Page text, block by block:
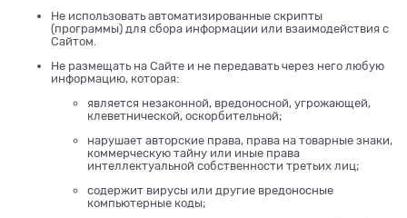
Не использовать автоматизированные скрипты
(программы) для сбора информации или взаимодействия с
Сайтом.
Не размещать на Сайте и не передавать через него любую
информацию, которая:
является незаконной, вредоносной, угрожающей,
клеветнической, оскорбительной;
нарушает авторские права, права на товарные знаки,
коммерческую тайну или иные права
интеллектуальной собственности третьих лиц;
содержит вирусы или другие вредоносные
компьютерные коды;